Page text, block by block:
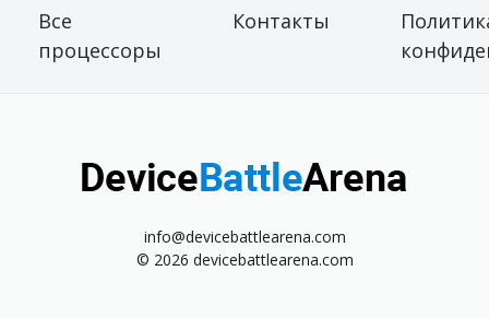
Все
процессоры
Контакты
info@devicebattlearena.com
© 2026 devicebattlearena.com